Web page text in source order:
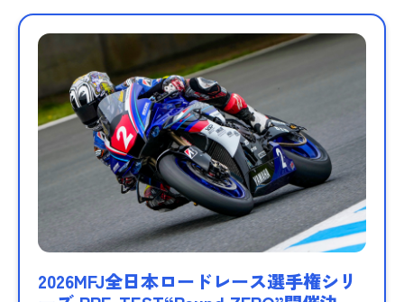
2026MFJ全日本ロードレース選手権シリ